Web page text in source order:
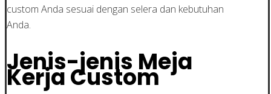
custom Anda sesuai dengan selera dan kebutuhan
Anda.
Jenis-jenis Meja
Kerja Custom